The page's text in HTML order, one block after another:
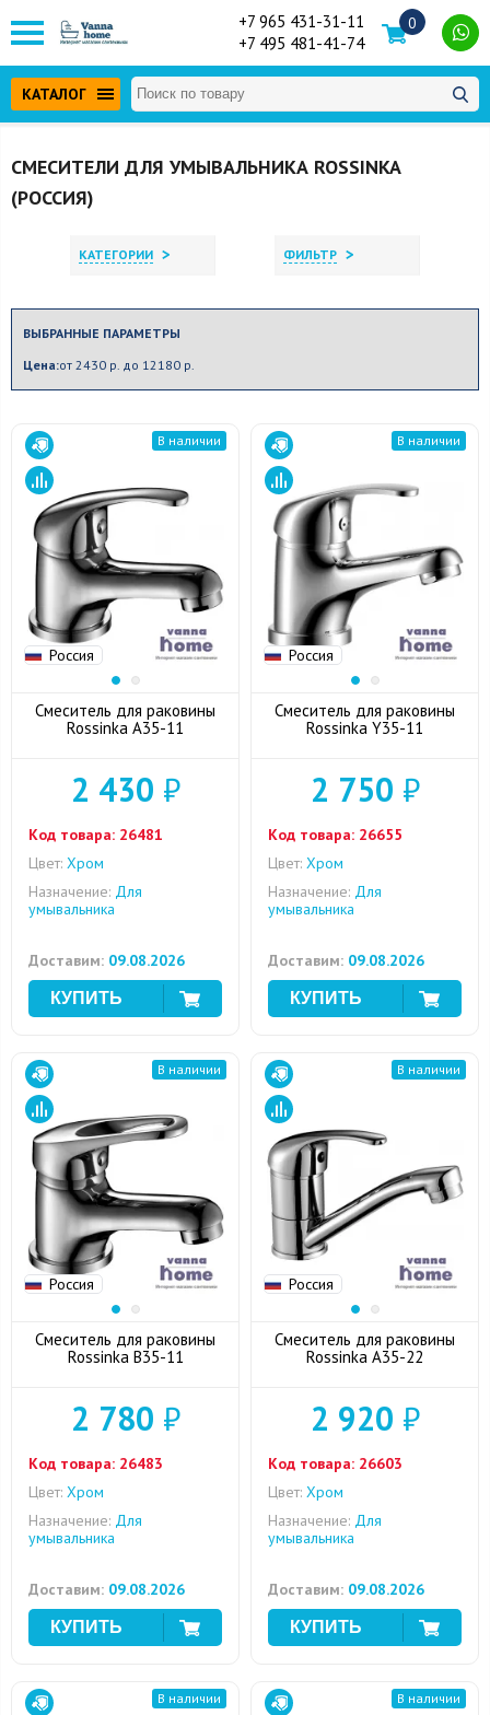
+7 965 431-31-11
+7 495 481-41-74
0
КАТАЛОГ
СМЕСИТЕЛИ ДЛЯ УМЫВАЛЬНИКА ROSSINKA
(РОССИЯ)
КАТЕГОРИИ > ФИЛЬТР >
ВЫБРАННЫЕ ПАРАМЕТРЫ
Цена:от 2430 р. до 12180 р.
Россия
В наличии
Смеситель для раковины
Rossinka A35-11
2 430 ₽
Код товара: 26481
Цвет: Хром
Назначение: Для
умывальника
Доставим: 09.08.2026
Россия
В наличии
Смеситель для раковины
Rossinka Y35-11
2 750 ₽
Код товара: 26655
Цвет: Хром
Назначение: Для
умывальника
Доставим: 09.08.2026
Россия
В наличии
Смеситель для раковины
Rossinka B35-11
2 780 ₽
Код товара: 26483
Цвет: Хром
Назначение: Для
умывальника
Доставим: 09.08.2026
Россия
В наличии
Смеситель для раковины
Rossinka A35-22
2 920 ₽
Код товара: 26603
Цвет: Хром
Назначение: Для
умывальника
Доставим: 09.08.2026
В наличии В наличии